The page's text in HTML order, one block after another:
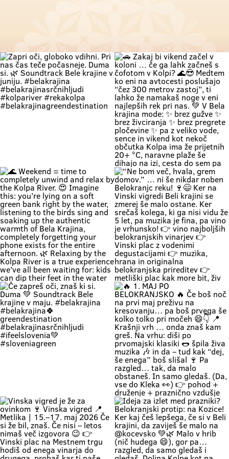
Zapri oči, globoko vdihni. Pri nas
čas teče počasneje. Duma si. 🌿
Soundtrack Bele krajine v juniju.
#belakrajina
#belakrajinasrčnihljudi
#kolpariver #rekakolpa
#belakrajinagreendestination
🚗 Zakaj bi vikend začel v koloni …
če ga lahk začneš s čofotom v
Kolpi? 🌊😎 Medtem ko eni na
avtocesti poslušajo “čez 300
metrov zastoj”, ti lahko že
namakaš noge v eni najlepših rek
pri nas. 💚 V Bela krajina mode: ✨
brez gužve ✨ brez živciranja ✨
brez pregrete pločevine ✨ pa z
veliko vode, sence in vikend kot
nekoč občutka Kolpa ima že
prijetnih 20+ °C, naravne plaže še
dihajo na izi, cesta do sem pa ni
stres test za živce. 😌 💡 Vikend
plan: kopalke ✔️ brisača ✔️ hladna
pijača ✔️ DARS drama ❌ 📍 Bela
krajina kliče. Pa ne po troblji. 😏
#BelaKrajina #Kolpa
#SloveniaOutdoor #FeelSlovenia
#Poletje Roadtrip Narava Kopanje
WeekendMood HiddenGem
SloveniaGreen
🌊 Weekend = time to completely
unwind and relax by the Kolpa
River. 😍 Imagine this: you’re lying
on a soft green bank right by the
water, listening to the birds sing
and soaking up the authentic
warmth of Bela Krajina, completely
forgetting your phone exists for
the entire afternoon. 🌿 Relaxing
by the Kolpa River is a true
Weather: a hot weekend is on the
way 👉 Time: warm May days (the
perfect time for your first
encounter with nature) 👉 Nature
+ a lounge chair in the shade +
your favorite people = a
combination that has never
disappointed Come see us. You
know where we are—the place
“Ne bom več, hvala, grem domov.”
… ni še nikdar noben Belokranjc
reku! 🍷😄 Ker na Vinski vigredi
Beli krajini se zmerej še malo
ostane. Ker srečaš kolega, ki ga
nisi vidu že 5 let, pa muzika je fina,
pa vino je vrhunsko! 👉 vino
najboljših belokranjskih vinarjev
👉 Vinski plac z vodenimi
degustacijami 👉 muzika, hrana in
originalna belokranjska prireditev
👉 metliški plac kak more bit, živ
in poln Če hočeš doživet Belo
krajino takšno, kot je zares —
prideš na Vigred. Za en večer.
Ostaneš pa še malo dlje. 😌🍇 Se
vidimo v Metliki! 🎥 Zavod za
turizem, kulturo, šport in mladino
Metlika #belakrajina #vinskavigred
#belakrajinasrčnihljudi #metlika
Če zapreš oči, znaš ki si. Duma 💚
Soundtrack Bele krajine v maju.
#belakrajina #belakrajina🍀
greendestination
#belakrajinasrčnihljudi
#ifeelslovenia💚 #sloveniagreen
🔥 1. MAJ PO BELOKRANJSKO 🔥
Če boš noč na prvi maj preživu na
kresovanju… pa boš prvega še
kolko tolko pri močeh 😄👇 📍
Krašnji vrh … onda znaš kam greš.
Na vrhu: diši po prvomajski klasiki
🌭 špila živa muzika 🎶 in da – tud
kak “dej, še enega” boš slišal 🍷
Pa razgled… tak, da malo